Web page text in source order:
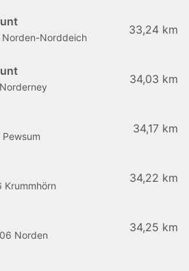
Norddeich
33,24 km
34,03 km
34,17 km
Krummhörn
34,22 km
Norden
34,25 km